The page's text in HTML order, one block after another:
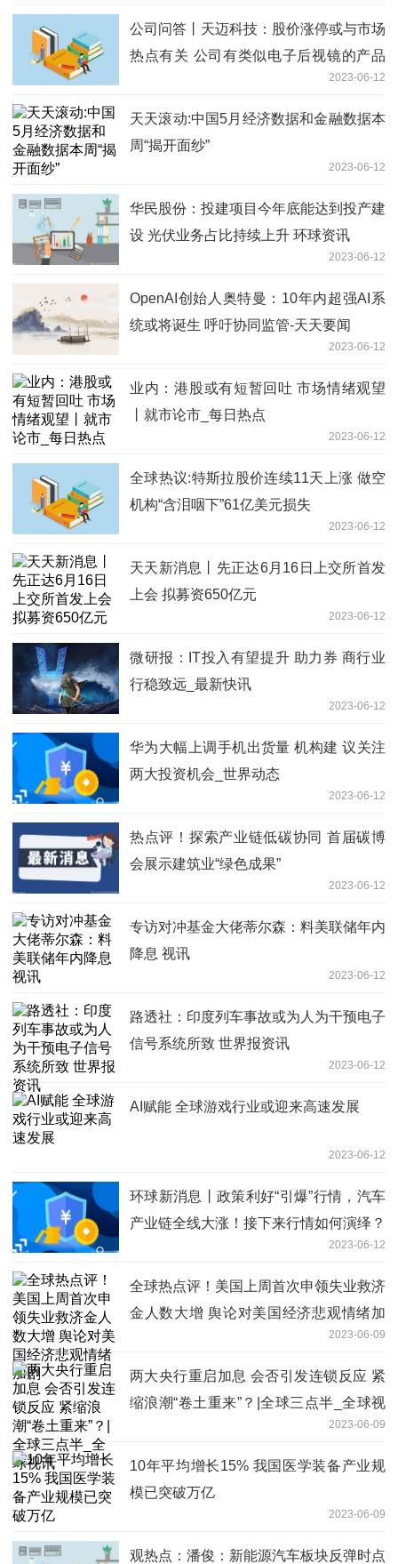
公司问答丨天迈科技：股价涨停或与市场
热点有关 公司有类似电子后视镜的产品
主要用于商用车领域 世界今热点2023-06-12
天天滚动:中国5月经济数据和金融数据本
周“揭开面纱”
2023-06-12
华民股份：投建项目今年底能达到投产建
设 光伏业务占比持续上升 环球资讯
2023-06-12
OpenAI创始人奥特曼：10年内超强AI系
统或将诞生 呼吁协同监管-天天要闻
2023-06-12
业内：港股或有短暂回吐 市场情绪观望
丨就市论市_每日热点
2023-06-12
全球热议:特斯拉股价连续11天上涨 做空
机构“含泪咽下”61亿美元损失
2023-06-12
天天新消息丨先正达6月16日上交所首发
上会 拟募资650亿元
2023-06-12
微研报：IT投入有望提升 助力券 商行业
行稳致远_最新快讯
2023-06-12
华为大幅上调手机出货量 机构建 议关注
两大投资机会_世界动态
2023-06-12
热点评！探索产业链低碳协同 首届碳博
会展示建筑业“绿色成果”
2023-06-12
专访对冲基金大佬蒂尔森：料美联储年内
降息 视讯
2023-06-12
路透社：印度列车事故或为人为干预电子
信号系统所致 世界报资讯
2023-06-12
AI赋能 全球游戏行业或迎来高速发展
2023-06-12
环球新消息丨政策利好“引爆”行情，汽车
产业链全线大涨！接下来行情如何演绎？
2023-06-12
全球热点评！美国上周首次申领失业救济
金人数大增 舆论对美国经济悲观情绪加
2023-06-09
两大央行重启加息 会否引发连锁反应 紧
缩浪潮“卷土重来”？|全球三点半_全球视
2023-06-09
10年平均增长15% 我国医学装备产业规
模已突破万亿
2023-06-09
观热点：潘俊：新能源汽车板块反弹时点